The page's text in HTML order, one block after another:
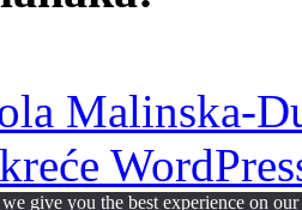
Malinska-
give you the best experience on